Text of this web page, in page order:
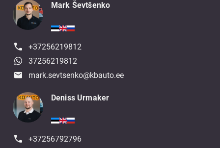
Mark Ševtšenko
+37256219812
37256219812
mark.sevtsenko@kbauto.ee
Deniss Urmaker
+37256792796